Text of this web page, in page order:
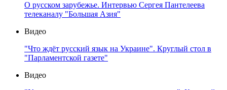
О русском зарубежье. Интервью Сергея Пантелеева
телеканалу "Большая Азия"
Видео
"Что ждёт русский язык на Украине". Круглый стол в
"Парламентской газете"
Видео